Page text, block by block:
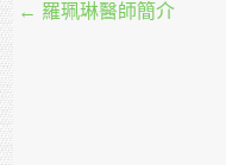
Post navigation
← 羅珮琳醫師簡介